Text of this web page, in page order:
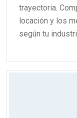
trayectoria.
locación y los
según tu